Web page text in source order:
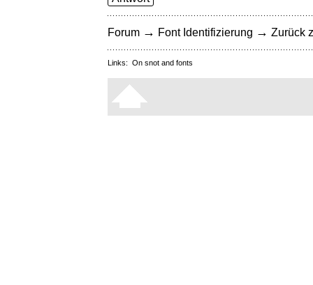
Forum → Font Identifizierung → Zurück
Links: On snot and fonts